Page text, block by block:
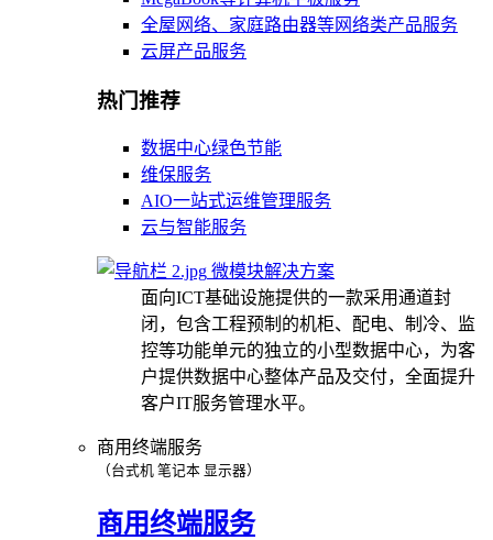
全屋网络、家庭路由器等网络类产品服务
云屏产品服务
热门推荐
数据中心绿色节能
维保服务
AIO一站式运维管理服务
云与智能服务
微模块解决方案
面向ICT基础设施提供的一款采用通道封
闭，包含工程预制的机柜、配电、制冷、监
控等功能单元的独立的小型数据中心，为客
户提供数据中心整体产品及交付，全面提升
客户IT服务管理水平。
商用终端服务
（台式机 笔记本 显示器）
商用终端服务